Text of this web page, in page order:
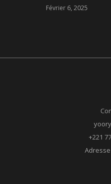
Février 6, 2025
+221